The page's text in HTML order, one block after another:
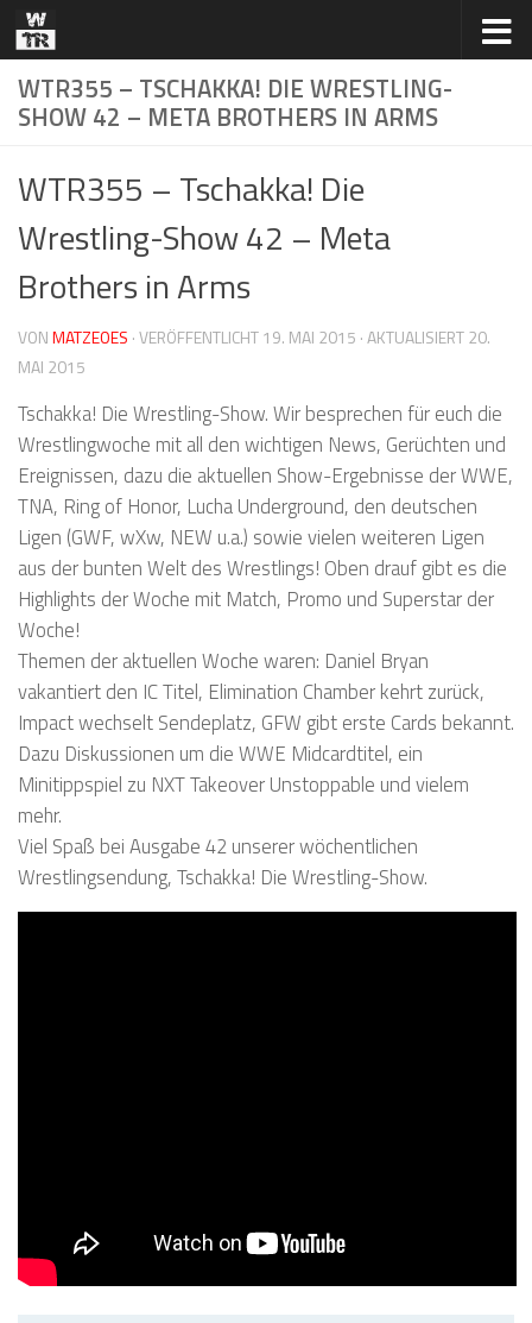
Zum Inhalt springen
WTR355 – TSCHAKKA! DIE WRESTLING-
SHOW 42 – META BROTHERS IN ARMS
WTR355 – Tschakka! Die
Wrestling-Show 42 – Meta
Brothers in Arms
VONMATZEOES · VERÖFFENTLICHT19. MAI 2015 · AKTUALISIERT20.
MAI 2015
Tschakka! Die Wrestling-Show. Wir besprechen für euch die
Wrestlingwoche mit all den wichtigen News, Gerüchten und
Ereignissen, dazu die aktuellen Show-Ergebnisse der WWE,
TNA, Ring of Honor, Lucha Underground, den deutschen
Ligen (GWF, wXw, NEW u.a.) sowie vielen weiteren Ligen
aus der bunten Welt des Wrestlings! Oben drauf gibt es die
Highlights der Woche mit Match, Promo und Superstar der
Woche!
Themen der aktuellen Woche waren: Daniel Bryan
vakantiert den IC Titel, Elimination Chamber kehrt zurück,
Impact wechselt Sendeplatz, GFW gibt erste Cards bekannt.
Dazu Diskussionen um die WWE Midcardtitel, ein
Minitippspiel zu NXT Takeover Unstoppable und vielem
mehr.
Viel Spaß bei Ausgabe 42 unserer wöchentlichen
Wrestlingsendung, Tschakka! Die Wrestling-Show.